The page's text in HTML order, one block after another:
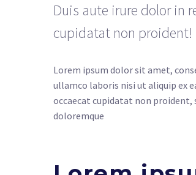
Duis aute irure dolor in
cupidatat non proident!
Lorem ipsum dolor sit amet,
ullamco laboris nisi ut aliquip ex
occaecat cupidatat non
doloremque